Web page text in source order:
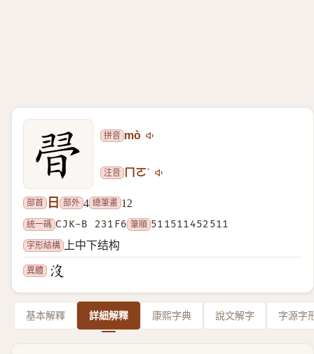
拼音 mò
注音 ㄇㄛˋ
部首 日 部外 4 總筆畫 12
統一碼 CJK-B 231F6 筆順 511511452511
字形結構
上中下结构
異體
基本解釋 詳細解釋 康熙字典 說文解字 字源字